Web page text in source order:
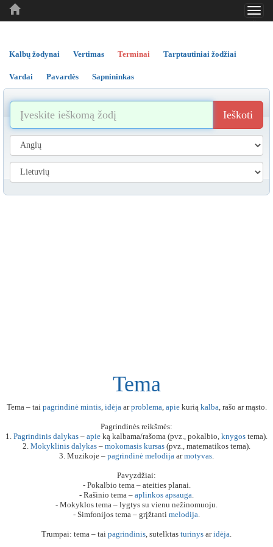
..
..
Kalbų žodynai Vertimas Terminai Tarptautiniai žodžiai
Vardai Pavardės Sapnininkas
Ieškoti
Tema
Tema – tai pagrindinė mintis, idėjaarproblema, apiekurią kalba, rašo ar mąsto.
Pagrindinės reikšmės:
1. Pagrindinis dalykas – apie ką kalbama/rašoma (pvz., pokalbio, knygos tema).
2. Mokyklinis dalykas – mokomasis kursas (pvz., matematikos tema).
3. Muzikoje – pagrindinė melodija armotyvas.
Pavyzdžiai:
- Pokalbio tema – ateities planai.
- Rašinio tema – aplinkos apsauga.
- Mokyklos tema – lygtys su vienu nežinomuoju.
- Simfonijos tema – grįžtanti melodija.
Trumpai: tema – tai pagrindinis, sutelktas turinys aridėja.